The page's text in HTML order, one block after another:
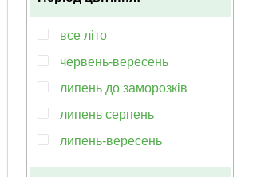
все літо
червень-вересень
липень до заморозків
липень серпень
липень-вересень
квітень-травень